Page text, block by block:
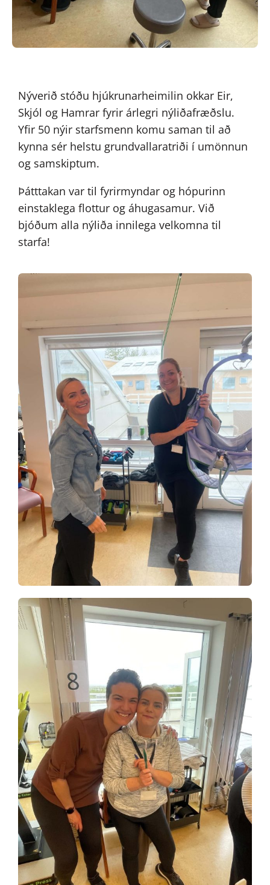
Nýverið stóðu hjúkrunarheimilin okkar Eir,
Skjól og Hamrar fyrir árlegri nýliðafræðslu.
Yfir 50 nýir starfsmenn komu saman til að
kynna sér helstu grundvallaratriði í umönnun
og samskiptum.
Þátttakan var til fyrirmyndar og hópurinn
einstaklega flottur og áhugasamur. Við
bjóðum alla nýliða innilega velkomna til
starfa!